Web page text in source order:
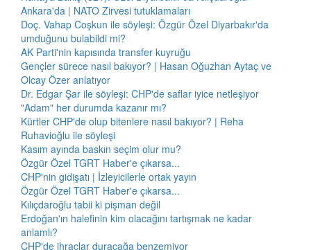
Ankara'da | NATO Zirvesi tutuklamaları
Doç. Vahap Coşkun ile söyleşi: Özgür Özel Diyarbakır'da
umduğunu bulabildi mi?
AK Parti'nin kapısında transfer kuyruğu
Gençler sürece nasıl bakıyor? | Hasan Oğuzhan Aytaç ve
Olcay Özer anlatıyor
Dr. Edgar Şar ile söyleşi: CHP'de saflar iyice netleşiyor
"Adam" her durumda kazanır mı?
Kürtler CHP'de olup bitenlere nasıl bakıyor? | Reha
Ruhavioğlu ile söyleşi
Kasım ayında baskın seçim olur mu?
Özgür Özel TGRT Haber'e çıkarsa...
CHP'nin gidişatı | İzleyicilerle ortak yayın
Özgür Özel TGRT Haber'e çıkarsa...
Kılıçdaroğlu tabii ki pişman değil
Erdoğan'ın halefinin kim olacağını tartışmak ne kadar
anlamlı?
CHP'de ihraçlar duracağa benzemiyor